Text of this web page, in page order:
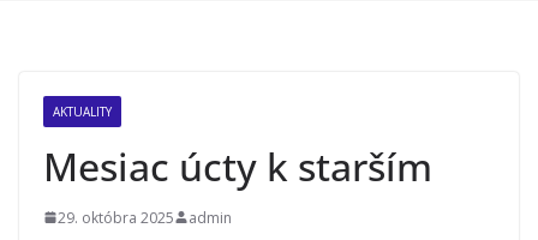
AKTUALITY
Mesiac úcty k starším
29. októbra 2025 admin